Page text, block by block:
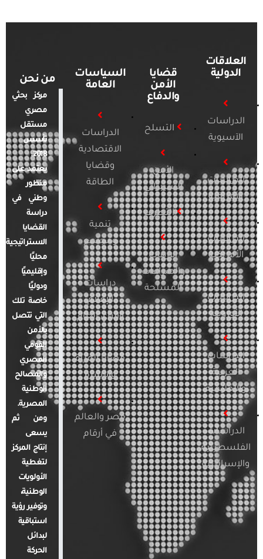
العلاقات
الدولية
الدراسات
الآسيوية
الدراسات
الأفريقية
الدراسات
الأمريكية
الدراسات
الأوروبية
الدراسات
العربية
والإقليمية
الدراسات
الفلسطينية
والإسرائيلية
قضايا
الأمن
والدفاع
التسلح
الأمن
السيبراني
التطرف
الإرهاب
والصراعات
المسلحة
السياسات
العامة
الدراسات
الاقتصادية
وقضايا
الطاقة
تنمية
ومجتمع
دراسات
الإعلام
والرأي العام
قضايا المرأة
والأسرة
مصر والعالم
في أرقام
من نحن
مركز بحثي
مصري
مستقل
تأسس
2018.
يعتمد على
منظور
وطني في
دراسة
القضايا
الاستراتيجية
محليًا
وإقليميًا
ودوليًا
خاصة تلك
التي تتصل
بالأمن
القومي
المصري
والمصالح
الوطنية
المصرية.
ومن ثم
يسعى
إنتاج المركز
لتغطية
الأولويات
الوطنية،
وتوفير رؤية
استباقية
لبدائل
الحركة